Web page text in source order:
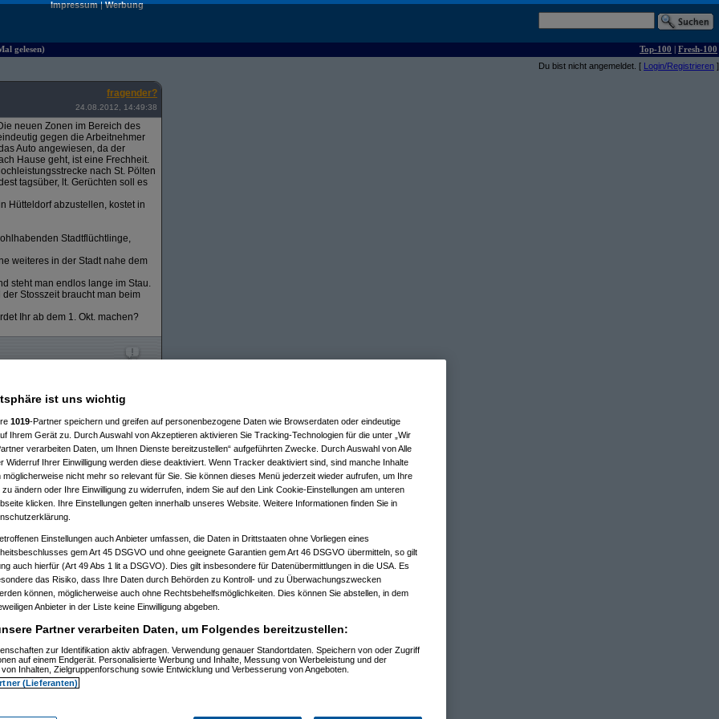
Impressum|Werbung
gelesen) Top-100 | Fresh-100
Du bist nicht angemeldet. [ Login/Registrieren ]
fragender?
24.08.2012, 14:49:38
neuen Zonen im Bereich des
gegen die Arbeitnehmer
Auto angewiesen, da der
Hause geht, ist eine Frechheit.
nach St. Pölten
tagsüber, lt. Gerüchten soll es
Hütteldorf abzustellen, kostet in
Stadtflüchtlinge,
weiteres in der Stadt nahe dem
steht man endlos lange im Stau.
Stosszeit braucht man beim
Ihr ab dem 1. Okt. machen?
10:59:10)
14:09:38)
18:11:13)
18:38:09)
am 26.08.2012, 18:58:27)
ist uns wichtig
1019-Partner speichern und greifen auf personenbezogene Daten wie Browserdaten oder eindeutige
Ihrem Gerät zu. Durch Auswahl von Akzeptieren aktivieren Sie Tracking-Technologien für die unter „Wir
verarbeiten Daten, um Ihnen Dienste bereitzustellen“ aufgeführten Zwecke. Durch Auswahl von Alle
Widerruf Ihrer Einwilligung werden diese deaktiviert. Wenn Tracker deaktiviert sind, sind manche Inhalte
möglicherweise nicht mehr so relevant für Sie. Sie können dieses Menü jederzeit wieder aufrufen, um Ihre
zu ändern oder Ihre Einwilligung zu widerrufen, indem Sie auf den Link Cookie-Einstellungen am unteren
klicken. Ihre Einstellungen gelten innerhalb unseres Website. Weitere Informationen finden Sie in
Einstellungen auch Anbieter umfassen, die Daten in Drittstaaten ohne Vorliegen eines
gem Art 45 DSGVO und ohne geeignete Garantien gem Art 46 DSGVO übermitteln, so gilt
auch hierfür (Art 49 Abs 1 lit a DSGVO). Dies gilt insbesondere für Datenübermittlungen in die USA. Es
das Risiko, dass Ihre Daten durch Behörden zu Kontroll- und zu Überwachungszwecken
können, möglicherweise auch ohne Rechtsbehelfsmöglichkeiten. Dies können Sie abstellen, in dem
Anbieter in der Liste keine Einwilligung abgeben.
Partner verarbeiten Daten, um Folgendes bereitzustellen:
zur Identifikation aktiv abfragen. Verwendung genauer Standortdaten. Speichern von oder Zugriff
auf einem Endgerät. Personalisierte Werbung und Inhalte, Messung von Werbeleistung und der
Inhalten, Zielgruppenforschung sowie Entwicklung und Verbesserung von Angeboten.
(Lieferanten)